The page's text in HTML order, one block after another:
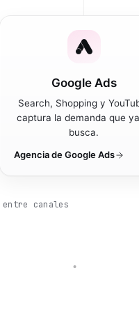
Google Ads
Search, Shopping y
captura la demanda que
busca.
Agencia deGoogle Ads
canales